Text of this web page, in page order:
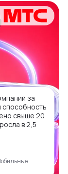
за
способность
свыше 20
в 2,5